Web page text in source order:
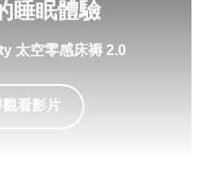
睡眠體驗
太空零感床褥 2.0
看影片